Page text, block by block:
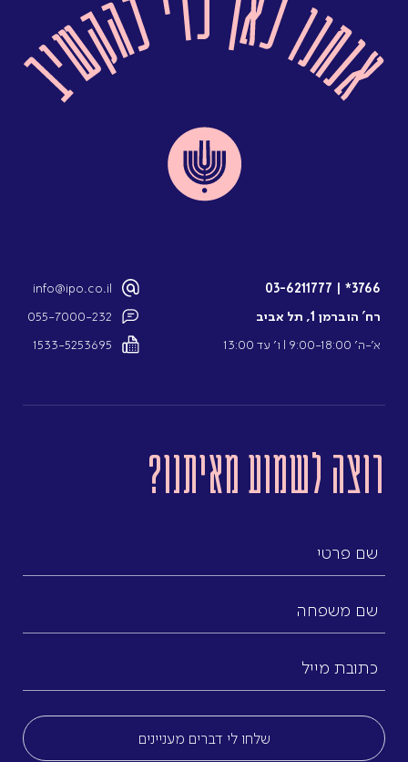
3766*
|
03-6211777
רח’ הוברמן 1, תל אביב
א’-ה’ 9:00-18:00 l ו’ עד 13:00
info@ipo.co.il
055-7000-232
1533-5253695
רוצה לשמוע מאיתנו?
פרטי
משפחה
מייל